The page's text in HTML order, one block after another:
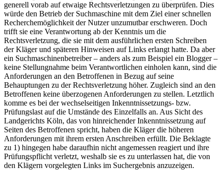
generell vorab auf etwaige Rechtsverletzungen zu überprüfen. Dies
würde den Betrieb der Suchmaschine mit dem Ziel einer schnellen
Recherchemöglichkeit der Nutzer unzumutbar erschweren. Doch
trifft sie eine Verantwortung ab der Kenntnis um die
Rechtsverletzung, die sie mit dem ausführlichen ersten Schreiben
der Kläger und späteren Hinweisen auf Links erlangt hatte. Da aber
ein Suchmaschinenbetreiber – anders als zum Beispiel ein Blogger –
keine Stellungnahme beim Verantwortlichen einholen kann, sind die
Anforderungen an den Betroffenen in Bezug auf seine
Behauptungen zu der Rechtsverletzung höher. Zugleich sind an den
Betroffenen keine überzogenen Anforderungen zu stellen. Letztlich
komme es bei der wechselseitigen Inkenntnissetzungs- bzw.
Prüfungslast auf die Umstände des Einzelfalls an. Aus Sicht des
Landgerichts Köln, das von hinreichender Inkenntnissetzung auf
Seiten des Betroffenen spricht, haben die Kläger die höheren
Anforderungen mit ihrem ersten Anschreiben erfüllt. Die Beklagte
zu 1) hingegen habe daraufhin nicht angemessen reagiert und ihre
Prüfungspflicht verletzt, weshalb sie es zu unterlassen hat, die von
den Klägern vorgelegten Links im Suchergebnis anzuzeigen.